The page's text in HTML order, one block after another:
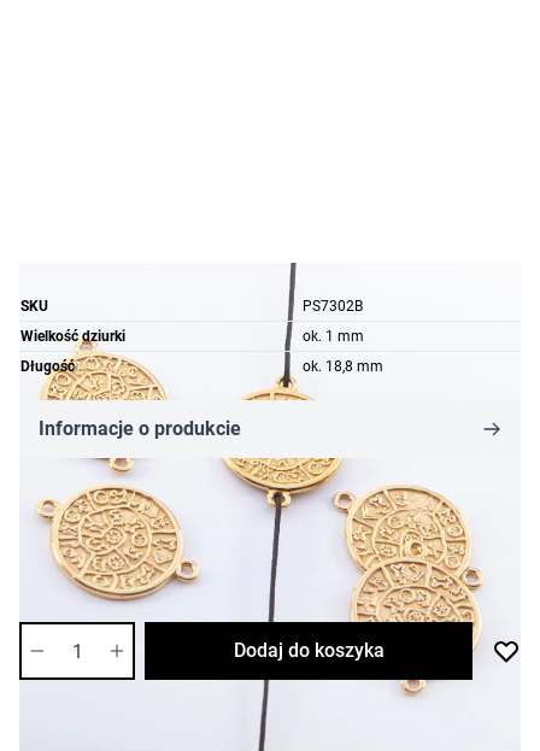
SKU
PS7302B
Wielkość dziurki
ok. 1 mm
Długość
ok. 18,8 mm
Informacje o produkcie
43,70 zł
Cena za sztukę
Dostępność:średnia
Dodaj do koszyka